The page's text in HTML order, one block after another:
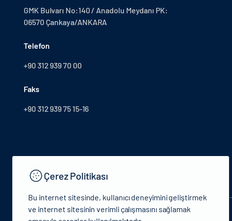
GMK Bulvarı No:140 / Anadolu Meydanı PK:
06570 Çankaya/ANKARA
Telefon
+90 312 939 70 00
Faks
+90 312 939 75 15-16
Çerez Politikası
Bu internet sitesinde, kullanıcı deneyimini geliştirmek
ve internet sitesinin verimli çalışmasını sağlamak